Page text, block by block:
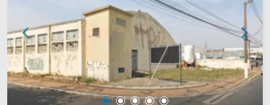
Rua Fortunato Faraone, Av. Campos Sales e Av.
Brasil, contém fácil acesso ao Centro. Esta região
contém supermercados, restaurantes,
panificadoras, churrascarias, cafeterias, pizzarias,
academias e pets com intenso corredor
comercial.. Entre em contato com a equipe da
Arbix Imóveis e agende a sua visita!! WhatsApp